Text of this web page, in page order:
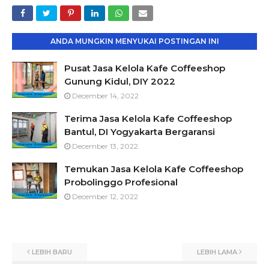
ANDA MUNGKIN MENYUKAI POSTINGAN INI
Pusat Jasa Kelola Kafe Coffeeshop
Gunung Kidul, DIY 2022
December 14, 2022
Terima Jasa Kelola Kafe Coffeeshop
Bantul, DI Yogyakarta Bergaransi
December 13, 2022
Temukan Jasa Kelola Kafe Coffeeshop
Probolinggo Profesional
December 12, 2022
LEBIH BARU LEBIH LAMA